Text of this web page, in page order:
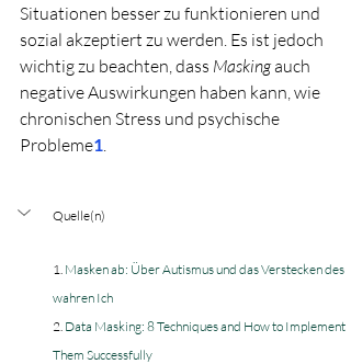
Situationen besser zu funktionieren und
sozial akzeptiert zu werden. Es ist jedoch
wichtig zu beachten, dass Masking auch
negative Auswirkungen haben kann, wie
chronischen Stress und psychische
Probleme1
Quelle(n)
1. Masken ab: Über Autismus und das Verstecken des
wahren Ich
2. Data Masking: 8 Techniques and How to Implement
Them Successfully